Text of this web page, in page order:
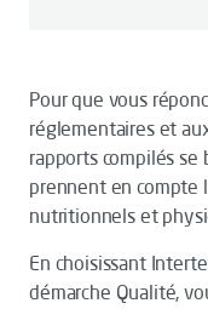
Pour que vous
réglementaires et
rapports compilés
prennent en compte
nutritionnels et
En choisissant
démarche Qualité,